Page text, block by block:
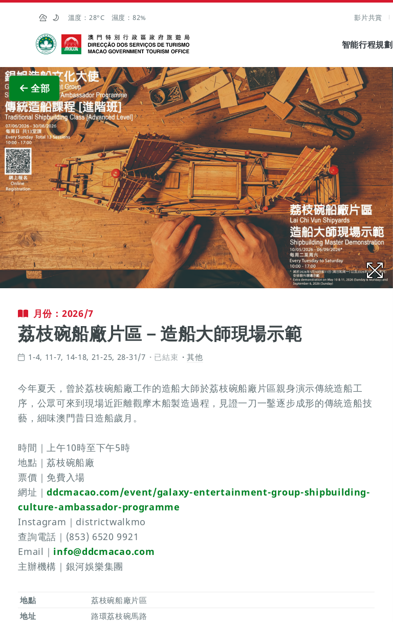
跳至主内容
溫度： 28°C 濕度： 82% 影片共賞
澳門特別行政區政府旅遊局
智能行程規劃
全部
查看原圖
月份：2026/7
荔枝碗船廠片區－造船大師現場示範
1-4, 11-7, 14-18, 21-25, 28-31/7 已結束 其他
今年夏天，曾於荔枝碗船廠工作的造船大師於荔枝碗船廠片區親身演示傳統造船工
序，公眾可來到現場近距離觀摩木船製造過程，見證一刀一鑿逐步成形的傳統造船技
藝，細味澳門昔日造船歲月。
時間｜上午10時至下午5時
地點｜荔枝碗船廠
票價｜免費入場
網址｜ddcmacao.com/event/galaxy-entertainment-group-shipbuilding-
culture-ambassador-programme
Instagram｜districtwalkmo
查詢電話｜(853) 6520 9921
Email｜ info@ddcmacao.com
主辦機構｜銀河娛樂集團
地點
荔枝碗船廠片區
地址
路環荔枝碗馬路